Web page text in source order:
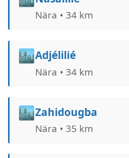
Nära • 34 km
🏙️Adjélilié
Nära • 34 km
🏙️Zahidougba
Nära • 35 km